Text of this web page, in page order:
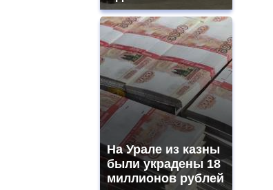
На Урале из казны
были украдены 18
миллионов рублей